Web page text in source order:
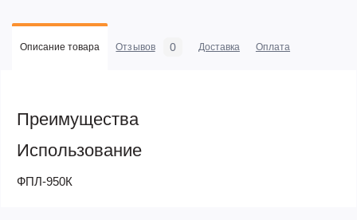
Описание товара Отзывов 0 Доставка Оплата
Преимущества
Использование
ФПЛ-950К